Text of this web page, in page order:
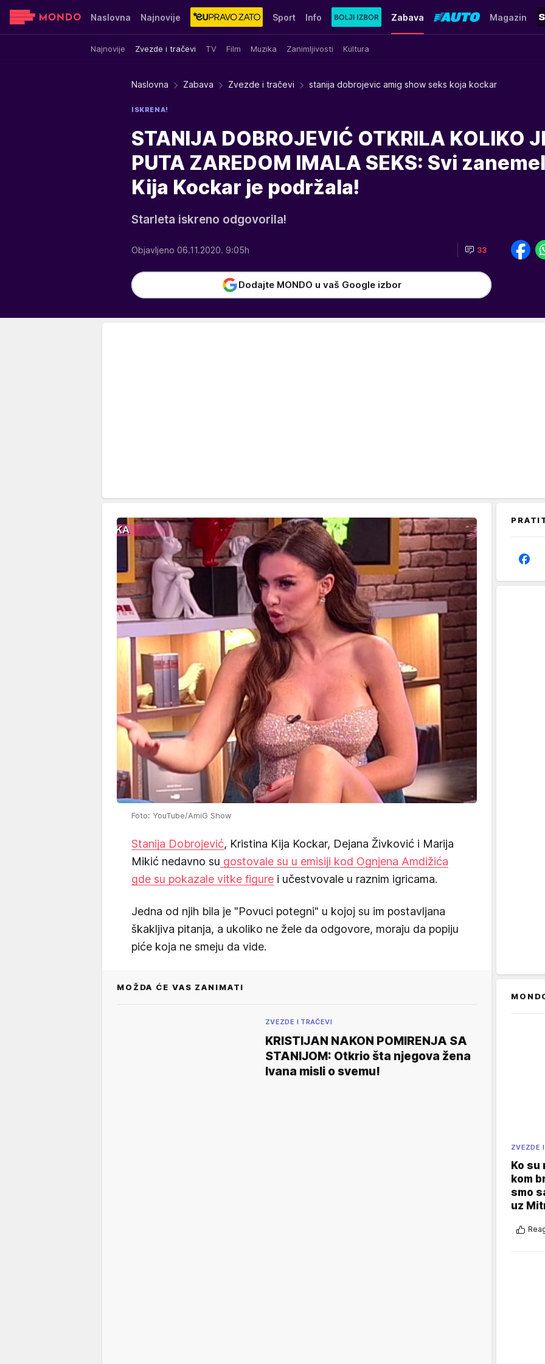
Naslovna Najnovije Sport Info Zabava
Najnovije Zvezde i tračevi TV Film Muzika Zanimljivosti Kultura
Magazin
Sensa Stvar ukusa Yumama
Naslovna Zabava Zvezde i tračevi stanija dobrojevic amig show seks koja kockar
ISKRENA!
STANIJA DOBROJEVIĆ OTKRILA KOLIKO
PUTA ZAREDOM IMALA SEKS: Svi
Kija Kockar je podržala!
Starleta iskreno odgovorila!
Objavljeno 06.11.2020. 9:05h 33
Dodajte MONDO u vaš Google izbor
Foto: YouTube/AmiG Show
Stanija Dobrojević, Kristina Kija Kockar, Dejana Živković i Marija
Mikić nedavno su gostovale su u emisiji kod Ognjena Amdižića
gde su pokazale vitke figure i učestvovale u raznim igricama.
Jedna od njih bila je "Povuci potegni" u kojoj su im postavljana
škakljiva pitanja, a ukoliko ne žele da odgovore, moraju da popiju
piće koja ne smeju da vide.
MOŽDA ĆE VAS ZANIMATI
ZVEZDE I TRAČEVI
KRISTIJAN NAKON POMIRENJA SA
STANIJOM: Otkrio šta njegova žena
Ivana misli o svemu!
ZVEZDE
Ko su
kom
smo
uz